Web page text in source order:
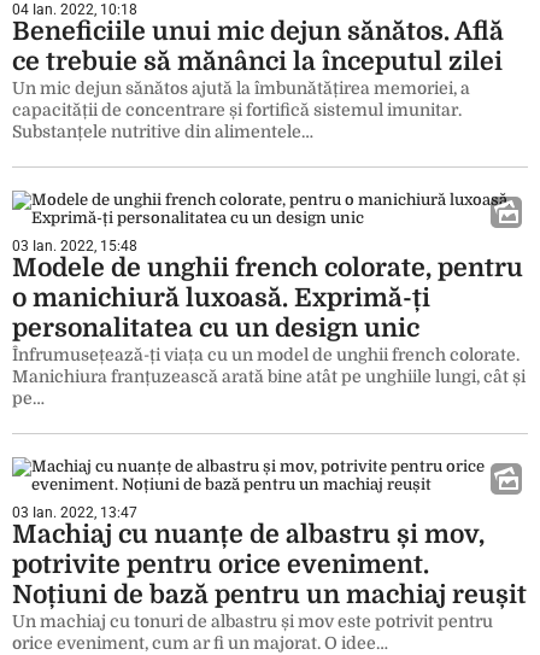
04 Ian. 2022, 10:18
Beneficiile unui mic dejun sănătos. Află
ce trebuie să mănânci la începutul zilei
Un mic dejun sănătos ajută la îmbunătățirea memoriei, a
capacității de concentrare și fortifică sistemul imunitar.
Substanțele nutritive din alimentele…
03 Ian. 2022, 15:48
Modele de unghii french colorate, pentru
o manichiură luxoasă. Exprimă-ți
personalitatea cu un design unic
Înfrumusețează-ți viața cu un model de unghii french colorate.
Manichiura franțuzească arată bine atât pe unghiile lungi, cât și
pe…
03 Ian. 2022, 13:47
Machiaj cu nuanțe de albastru și mov,
potrivite pentru orice eveniment.
Noțiuni de bază pentru un machiaj reușit
Un machiaj cu tonuri de albastru și mov este potrivit pentru
orice eveniment, cum ar fi un majorat. O idee…